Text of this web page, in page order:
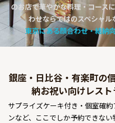
Annyお祝いアイテムについて
よくあるご質問
お問い合わせ
のお店で華やかな料理・コース
わせならではのスペシャ
東京にある顔合わせ・結納
銀座・日比谷・有楽町の
納お祝い向けレス
サプライズケーキ付き・個室確
ンなど、ここでしか予約できな